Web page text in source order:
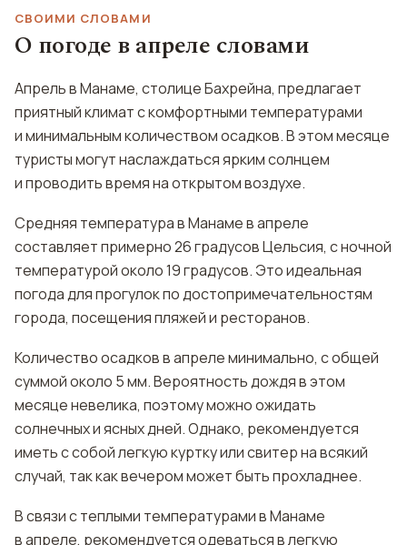
СВОИМИ СЛОВАМИ
О погоде в апреле словами
Апрель в Манаме, столице Бахрейна, предлагает
приятный климат с комфортными температурами
и минимальным количеством осадков. В этом месяце
туристы могут наслаждаться ярким солнцем
и проводить время на открытом воздухе.
Средняя температура в Манаме в апреле
составляет примерно 26 градусов Цельсия, с ночной
температурой около 19 градусов. Это идеальная
погода для прогулок по достопримечательностям
города, посещения пляжей и ресторанов.
Количество осадков в апреле минимально, с общей
суммой около 5 мм. Вероятность дождя в этом
месяце невелика, поэтому можно ожидать
солнечных и ясных дней. Однако, рекомендуется
иметь с собой легкую куртку или свитер на всякий
случай, так как вечером может быть прохладнее.
В связи с теплыми температурами в Манаме
в апреле, рекомендуется одеваться в легкую